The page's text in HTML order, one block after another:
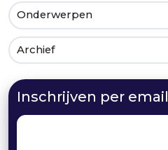
Onderwerpen
Archief
Inschrijven per email
Email